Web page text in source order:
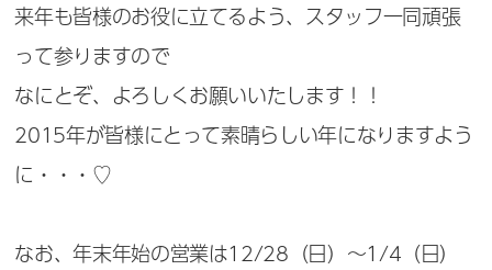
来年も皆様のお役に立てるよう、スタッフ一同頑張
って参りますので
なにとぞ、よろしくお願いいたします！！
2015年が皆様にとって素晴らしい年になりますよう
に・・・♡
なお、年末年始の営業は12/28（日）～1/4（日）